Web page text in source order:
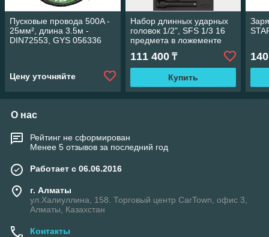
Пусковые провода 500A -
25мм², длина 3.5м -
DIN72553, GYS 056336
Цену уточняйте
Набор длинных ударных
головок 1/2", SFS 1/3 16
предмета в ложементе
301603 Sonic equipment
111 400₸
Купить
О нас
Рейтинг не сформирован
Менее 5 отзывов за последний год
Работает с 06.06.2016
г. Алматы
ул.Халиуллина, 158. Торговый центр CarTown, офис 3,
Алматы, Казахстан
Контакты